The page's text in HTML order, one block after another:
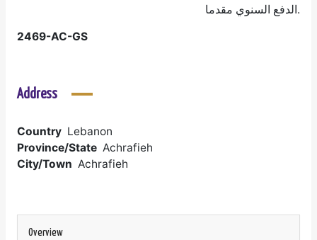
الدفع السنوي مقدما.
2469-AC-GS
Address
Country Lebanon
Province/State Achrafieh
City/Town Achrafieh
Overview